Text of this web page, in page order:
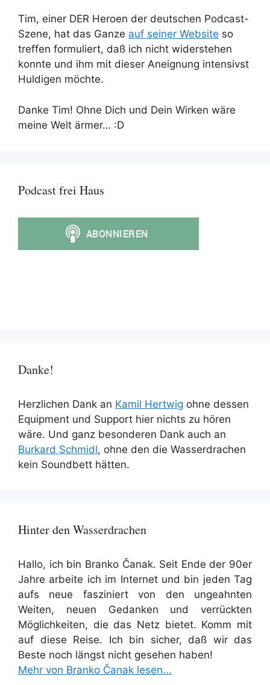
Tim, einer DER Heroen der deutschen Podcast-
Szene, hat das Ganze auf seiner Website so
treffen formuliert, daß ich nicht widerstehen
konnte und ihm mit dieser Aneignung intensivst
Huldigen möchte.
Danke Tim! Ohne Dich und Dein Wirken wäre
meine Welt ärmer… :D
Podcast frei Haus
Danke!
Herzlichen Dank an Kamil Hertwig ohne dessen
Equipment und Support hier nichts zu hören
wäre. Und ganz besonderen Dank auch an
Burkard Schmidl, ohne den die Wasserdrachen
kein Soundbett hätten.
Hinter den Wasserdrachen
Hallo, ich bin Branko Čanak. Seit Ende der 90er
Jahre arbeite ich im Internet und bin jeden Tag
aufs neue fasziniert von den ungeahnten
Weiten, neuen Gedanken und verrückten
Möglichkeiten, die das Netz bietet. Komm mit
auf diese Reise. Ich bin sicher, daß wir das
Beste noch längst nicht gesehen haben!
Mehr von Branko Čanak lesen...